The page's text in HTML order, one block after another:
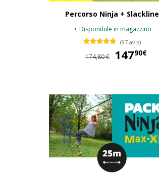
Percorso Ninja + Slackline
Disponibile in magazzino
(97 avis)
174,80 € 14790€